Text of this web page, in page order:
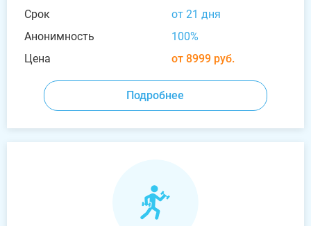
Срок
от 21 дня
Анонимность
100%
Цена
от 8999 руб.
Подробнее